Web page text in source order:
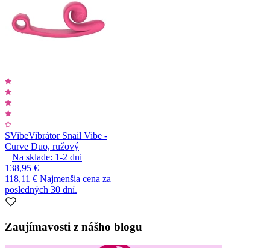
SVibeVibrátor Snail Vibe -
Curve Duo, ružový
Na sklade: 1-2 dni
138,95 €
118,11 € Najmenšia cena za
posledných 30 dní.
Zaujímavosti z nášho blogu